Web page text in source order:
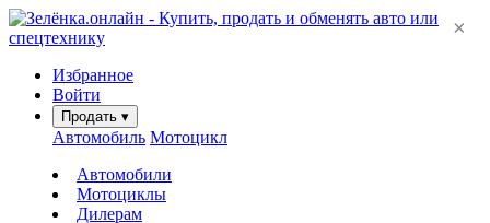
Избранное
Войти
Продать ▾
Автомобиль Мотоцикл
Автомобили
Мотоциклы
Дилерам
×